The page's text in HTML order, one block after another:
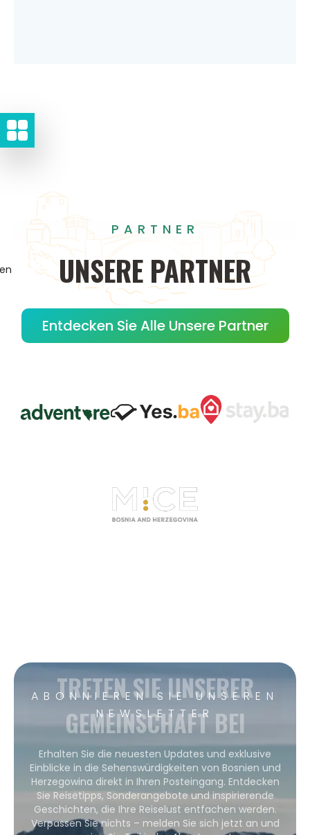
PARTNER
UNSERE PARTNER
Entdecken Sie Alle Unsere Partner
ABONNIEREN SIE UNSEREN
NEWSLETTER
TRETEN SIE UNSERER
GEMEINSCHAFT BEI
Erhalten Sie die neuesten Updates und exklusive
Einblicke in die Sehenswürdigkeiten von Bosnien und
Herzegowina direkt in Ihren Posteingang. Entdecken
Sie Reisetipps, Sonderangebote und inspirierende
Geschichten, die Ihre Reiselust entfachen werden.
Verpassen Sie nichts – melden Sie sich jetzt an und